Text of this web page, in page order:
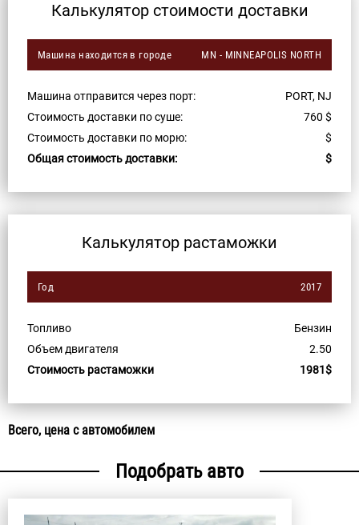
Калькулятор стоимости доставки
Машина находится в городе MN - MINNEAPOLIS NORTH
Машина отправится через порт:
PORT, NJ
Стоимость доставки по суше:
760 $
Стоимость доставки по морю:
$
Общая стоимость доставки:
$
Калькулятор растаможки
Год 2017
Топливо
Бензин
Объем двигателя
2.50
Стоимость растаможки
1981$
Всего, цена с автомобилем
Подобрать авто